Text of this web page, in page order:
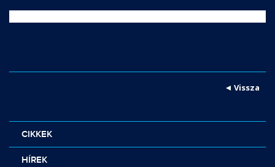
Vissza
CIKKEK
HÍREK